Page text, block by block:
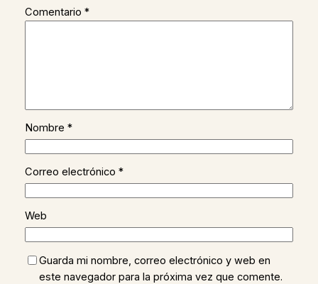
Comentario *
Nombre *
Correo electrónico *
Web
Guarda mi nombre, correo electrónico y web en
este navegador para la próxima vez que comente.